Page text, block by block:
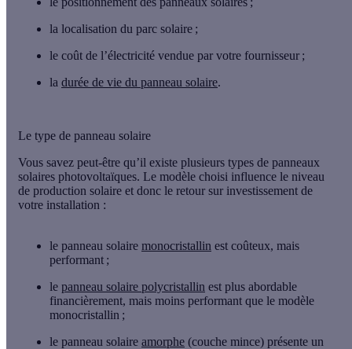
la localisation du parc solaire ;
le coût de l’électricité vendue par votre fournisseur ;
la durée de vie du panneau solaire.
Le type de panneau solaire
Vous savez peut-être qu’il existe plusieurs types de panneaux
solaires photovoltaïques. Le modèle choisi influence le niveau
de production solaire et donc le retour sur investissement de
votre installation :
le panneau solaire monocristallin est coûteux, mais
performant ;
le panneau solaire polycristallin est plus abordable
financièrement, mais moins performant que le modèle
monocristallin ;
le panneau solaire amorphe (couche mince) présente un